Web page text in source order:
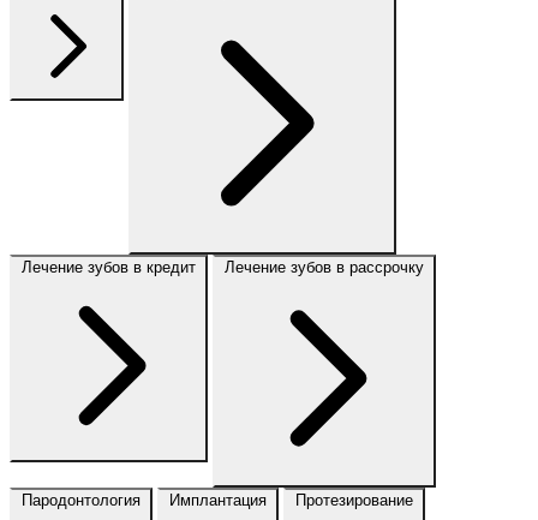
Лечение зубов в кредит Лечение зубов в рассрочку
Пародонтология Имплантация Протезирование